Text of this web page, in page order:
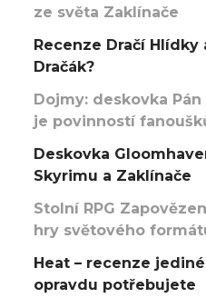
ze světa Zaklínače
Recenze Dračí
Dračák?
Dojmy: deskovka
je povinností
Deskovka
Skyrimu a Zaklínače
Stolní RPG
hry světového
Heat – recenze
opravdu potřebujete